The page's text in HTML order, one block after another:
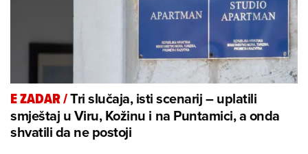
E ZADAR/Tri slučaja, isti scenarij – uplatili
smještaj u Viru, Kožinu i na Puntamici, a onda
shvatili da ne postoji